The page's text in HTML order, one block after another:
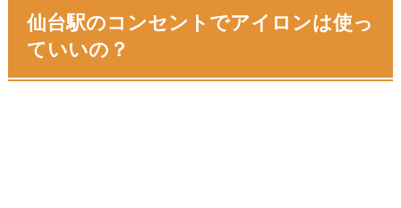
仙台駅のコンセントでアイロンは使っ
ていいの？